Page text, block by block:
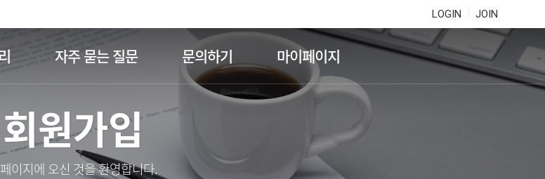
LOGIN JOIN
자주 묻는 질문 문의하기 마이페이지
회원가입
이지에 오신 것을 환영합니다.